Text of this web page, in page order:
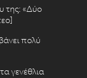
της: «Δύο
πολύ
γενέθλια